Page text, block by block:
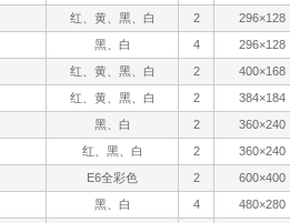
红、黄、黑、白 2
296×128
黑、白 4
296×128
红、黄、黑、白 2
400×168
红、黄、黑、白 2
384×184
黑、白 2
360×240
红、黑、白 2
360×240
E6全彩色 2
600×400
黑、白 4
480×280